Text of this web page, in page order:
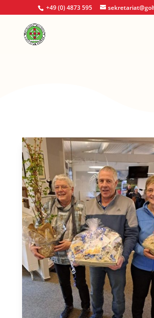
+49 (0) 4873 595